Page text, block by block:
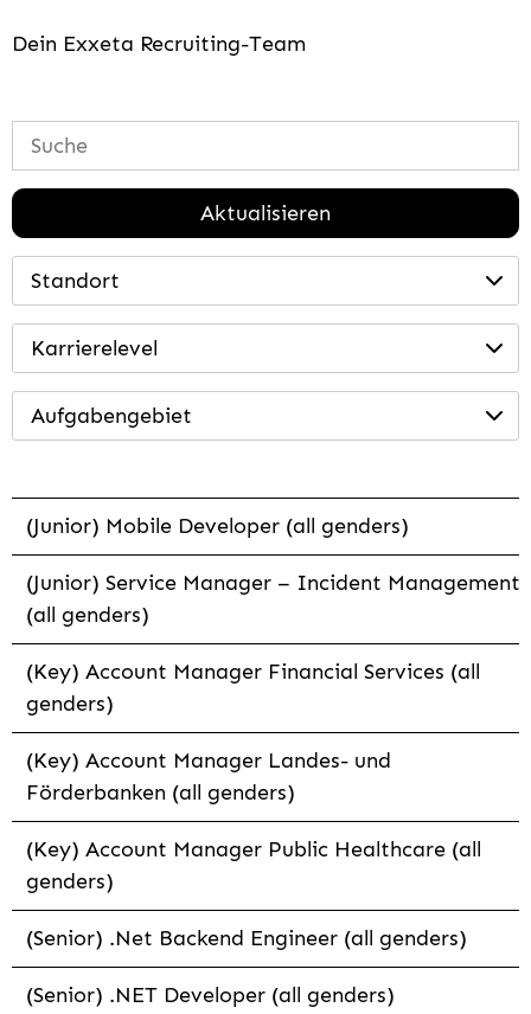
Dein Exxeta Recruiting-Team
Aktualisieren
Standort
Karrierelevel
Aufgabengebiet
(Junior) Mobile Developer (all genders)
(Junior) Service Manager – Incident Management
(all genders)
(Key) Account Manager Financial Services (all
genders)
(Key) Account Manager Landes- und
Förderbanken (all genders)
(Key) Account Manager Public Healthcare (all
genders)
(Senior) .Net Backend Engineer (all genders)
(Senior) .NET Developer (all genders)